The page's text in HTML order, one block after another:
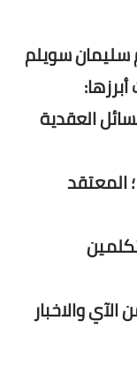
سليمان سويلم
العقدية
المعتقد
والاخبار